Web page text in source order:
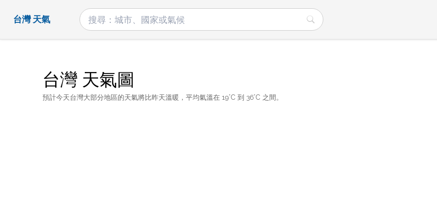
台灣 天氣
台灣 天氣圖
預計今天台灣大部分地區的天氣將比昨天溫暖，平均氣溫在 19°C 到 36°C 之間。